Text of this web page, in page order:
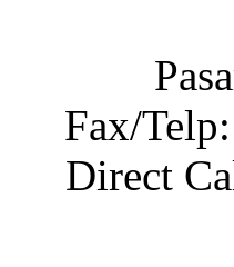
Fax/
Direct